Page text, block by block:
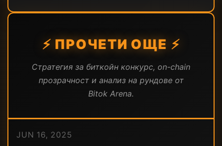
⚡ ПРОЧЕТИ ОЩЕ ⚡
Стратегия за биткойн конкурс, on-chain
прозрачност и анализ на рундове от
Bitok Arena.
JUN 16, 2025